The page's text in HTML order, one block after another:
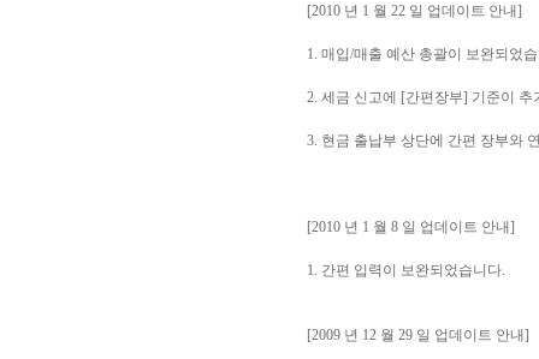
[2010 년 1 월 22 일 업데이트 안내]
1. 매입/매출 예산 총괄이 보완되었
2. 세금 신고에 [간편장부] 기준이
3. 현금 출납부 상단에 간편 장부와
[2010 년 1 월 8 일 업데이트 안내]
1. 간편 입력이 보완되었습니다.
[2009 년 12 월 29 일 업데이트 안내]